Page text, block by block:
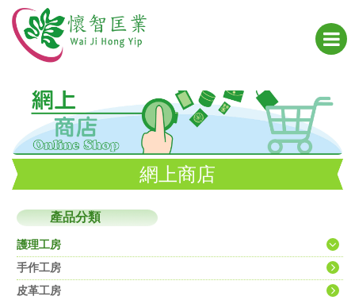
網上商店
產品分類
護理工房
手作工房
皮革工房